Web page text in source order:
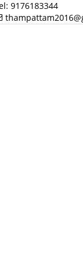
பைனான்ஸ் |
9176183344